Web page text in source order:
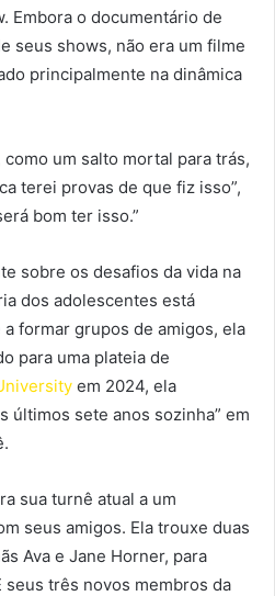
Embora o documentário de
seus shows, não era um filme
principalmente na dinâmica
um salto mortal para trás,
terei provas de que fiz isso”,
bom ter isso.”
sobre os desafios da vida na
dos adolescentes está
formar grupos de amigos, ela
para uma plateia de
em 2024, ela
últimos sete anos sozinha” em
sua turnê atual a um
seus amigos. Ela trouxe duas
Ava e Jane Horner, para
seus três novos membros da